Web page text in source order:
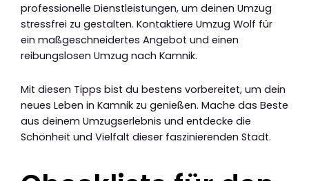
professionelle Dienstleistungen, um deinen Umzug
stressfrei zu gestalten. Kontaktiere Umzug Wolf für
ein maßgeschneidertes Angebot und einen
reibungslosen Umzug nach Kamnik.
Mit diesen Tipps bist du bestens vorbereitet, um dein
neues Leben in Kamnik zu genießen. Mache das Beste
aus deinem Umzugserlebnis und entdecke die
Schönheit und Vielfalt dieser faszinierenden Stadt.